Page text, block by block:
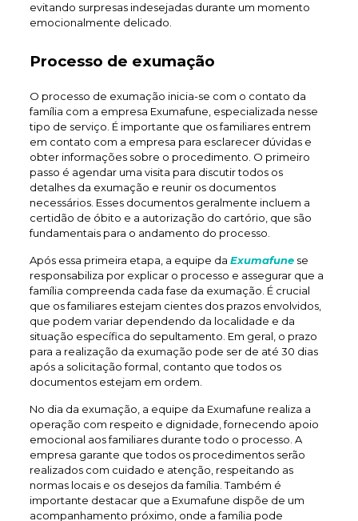
evitando surpresas indesejadas durante um momento
emocionalmente delicado.
Processo de exumação
O processo de exumação inicia-se com o contato da
família com a empresa Exumafune, especializada nesse
tipo de serviço. É importante que os familiares entrem
em contato com a empresa para esclarecer dúvidas e
obter informações sobre o procedimento. O primeiro
passo é agendar uma visita para discutir todos os
detalhes da exumação e reunir os documentos
necessários. Esses documentos geralmente incluem a
certidão de óbito e a autorização do cartório, que são
fundamentais para o andamento do processo.
Após essa primeira etapa, a equipe da Exumafunese
responsabiliza por explicar o processo e assegurar que a
família compreenda cada fase da exumação. É crucial
que os familiares estejam cientes dos prazos envolvidos,
que podem variar dependendo da localidade e da
situação específica do sepultamento. Em geral, o prazo
para a realização da exumação pode ser de até 30 dias
após a solicitação formal, contanto que todos os
documentos estejam em ordem.
No dia da exumação, a equipe da Exumafune realiza a
operação com respeito e dignidade, fornecendo apoio
emocional aos familiares durante todo o processo. A
empresa garante que todos os procedimentos serão
realizados com cuidado e atenção, respeitando as
normas locais e os desejos da família. Também é
importante destacar que a Exumafune dispõe de um
acompanhamento próximo, onde a família pode